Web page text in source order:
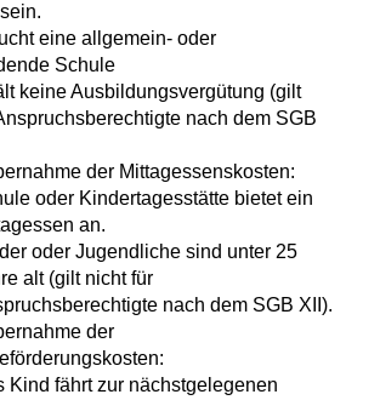
eine allgemein- oder
Schule
keine Ausbildungsvergütung (gilt
nach dem SGB
der Mittagessenskosten:
oder Kindertagesstätte bietet ein
an.
oder Jugendliche sind unter 25
alt (gilt nicht für
nach dem SGB XII).
der
Kind fährt zur nächstgelegenen